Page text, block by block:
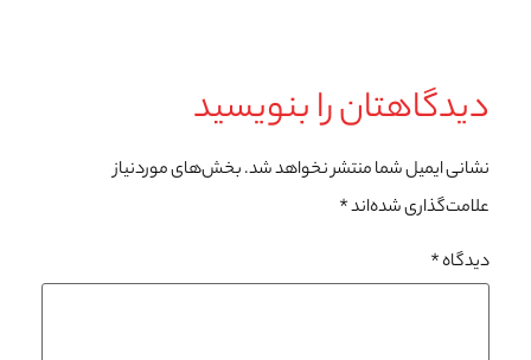
دیدگاهتان را بنویسید
نشانی ایمیل شما منتشر نخواهد شد.بخش‌های موردنیاز
علامت‌گذاری شده‌اند*
دیدگاه*